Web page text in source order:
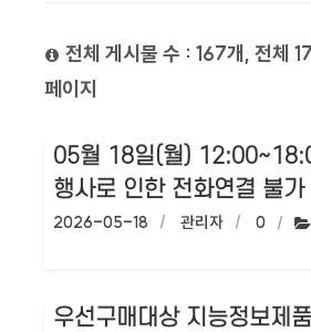
전체 게시물 수 : 167개, 전체
페이지
05월 18일(월)
행사로 인한 전화연결 불가
작성일:
2026-05-18 작성자:
관리자 댓글수:
0
우선구매대상 지능정보제